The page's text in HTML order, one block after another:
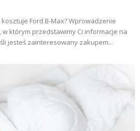
Ford B-Max? Wprowadzenie
którym przedstawimy Ci informacje na
jesteś zainteresowany zakupem...